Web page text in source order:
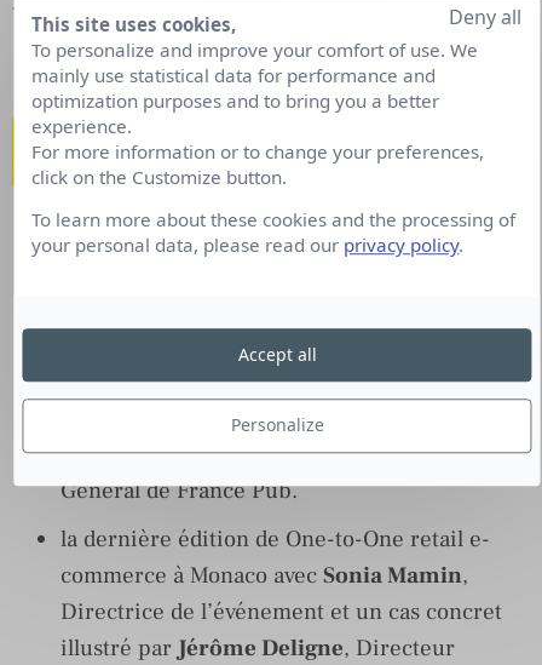
Voix off: Sandrine Vendel.
Au sommaire de l’épisode #19 du 18
mars 2022 :
retour sur le Grand Prix de la Communication
Extérieure avec l’interview deBoutaïna
les chiffres du Bump avec
Directrice Déléguée de l’IREP,Florence
, Directrice Marketing de Kantar,
division Media etXavier Guillon, Directeur
Général de France Pub.
la dernière édition de One-to-One retail e-
commerce à Monaco avec Sonia Mamin,
Directrice de l’événement et un cas concret
illustré par Jérôme Deligne, Directeur
This site uses cookies,
To personalize and improve your comfort of use. We
mainly use statistical data for performance and
optimization purposes and to bring you a better
experience.
For more information or to change your preferences,
click on the Customize button.
To learn more about these cookies and the processing of
your personal data, please read our privacy policy.
Personalize
Deny all
Accept all